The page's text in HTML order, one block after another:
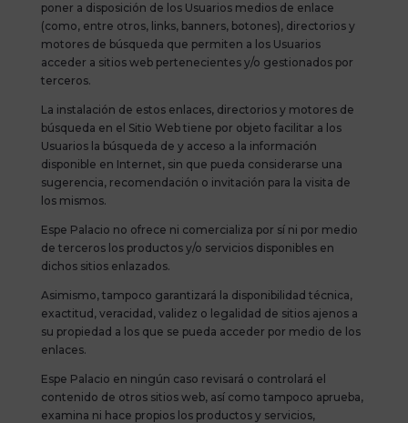
poner a disposición de los Usuarios medios de enlace
(como, entre otros, links, banners, botones), directorios y
motores de búsqueda que permiten a los Usuarios
acceder a sitios web pertenecientes y/o gestionados por
terceros.
La instalación de estos enlaces, directorios y motores de
búsqueda en el Sitio Web tiene por objeto facilitar a los
Usuarios la búsqueda de y acceso a la información
disponible en Internet, sin que pueda considerarse una
sugerencia, recomendación o invitación para la visita de
los mismos.
Espe Palacio no ofrece ni comercializa por sí ni por medio
de terceros los productos y/o servicios disponibles en
dichos sitios enlazados.
Asimismo, tampoco garantizará la disponibilidad técnica,
exactitud, veracidad, validez o legalidad de sitios ajenos a
su propiedad a los que se pueda acceder por medio de los
enlaces.
Espe Palacio en ningún caso revisará o controlará el
contenido de otros sitios web, así como tampoco aprueba,
examina ni hace propios los productos y servicios,